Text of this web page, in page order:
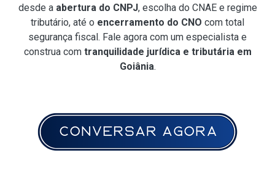
desde a abertura do CNPJ, escolha do CNAE e regime
tributário, até o encerramento do CNO com total
segurança fiscal. Fale agora com um especialista e
construa com tranquilidade jurídica e tributária em
Goiânia.